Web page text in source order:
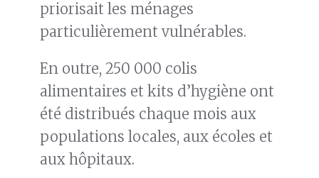
priorisait les ménages
particulièrement vulnérables.
En outre, 250 000 colis
alimentaires et kits d’hygiène ont
été distribués chaque mois aux
populations locales, aux écoles et
aux hôpitaux.